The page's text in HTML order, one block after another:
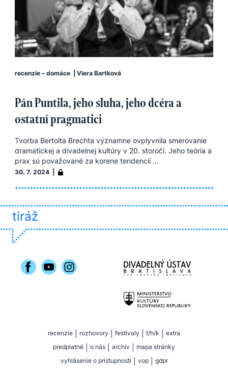
recenzie – domáce Viera Bartková
Pán Puntila, jeho sluha, jeho dcéra a
ostatní pragmatici
Tvorba Bertolta Brechta významne ovplyvnila smerovanie
dramatickej a divadelnej kultúry v 20. storočí. Jeho teória a
prax sú považované za korene tendencií ...
30. 7. 2024 |
tiráž
recenzie rozhovory festivaly t/h/k
extra
predplatné
o nás archív
mapa stránky
vyhlásenie o prístupnosti
vop gdpr